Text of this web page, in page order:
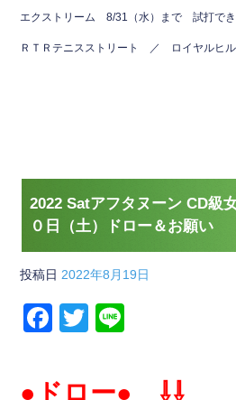
エクストリーム 8/31（水）まで 試打でき
ＲＴＲテニスストリート ／ ロイヤルヒル
2022 Satアフタヌーン CD級
０日（土）ドロー＆お願い
投稿日 2022年8月19日
F
c
T
●ドロー● ⇩⇩